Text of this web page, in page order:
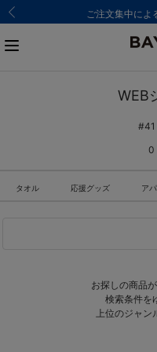
ご注文集中によ
WEB
0
タオル 応援グッズ ア
お探しの商品
検索条件を
上位のジャン